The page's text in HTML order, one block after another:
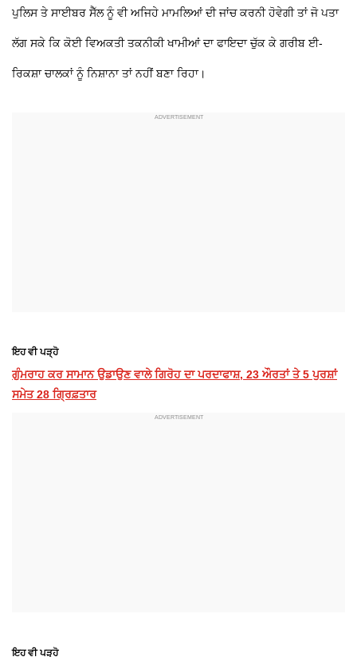
ਪੁਲਿਸ ਤੇ ਸਾਈਬਰ ਸੈੱਲ ਨੂੰ ਵੀ ਅਜਿਹੇ ਮਾਮਲਿਆਂ ਦੀ ਜਾਂਚ ਕਰਨੀ ਹੋਵੇਗੀ ਤਾਂ ਜੋ ਪਤਾ
ਲੱਗ ਸਕੇ ਕਿ ਕੋਈ ਵਿਅਕਤੀ ਤਕਨੀਕੀ ਖਾਮੀਆਂ ਦਾ ਫਾਇਦਾ ਚੁੱਕ ਕੇ ਗਰੀਬ ਈ-
ਰਿਕਸ਼ਾ ਚਾਲਕਾਂ ਨੂੰ ਨਿਸ਼ਾਨਾ ਤਾਂ ਨਹੀਂ ਬਣਾ ਰਿਹਾ।
ਇਹ ਵੀ ਪੜ੍ਹੋ
ਗੁੰਮਰਾਹ ਕਰ ਸਾਮਾਨ ਉਡਾਉਣ ਵਾਲੇ ਗਿਰੋਹ ਦਾ ਪਰਦਾਫਾਸ਼, 23 ਔਰਤਾਂ ਤੇ 5 ਪੁਰਸ਼ਾਂ
ਸਮੇਤ 28 ਗ੍ਰਿਫ਼ਤਾਰ
ਇਹ ਵੀ ਪੜ੍ਹੋ